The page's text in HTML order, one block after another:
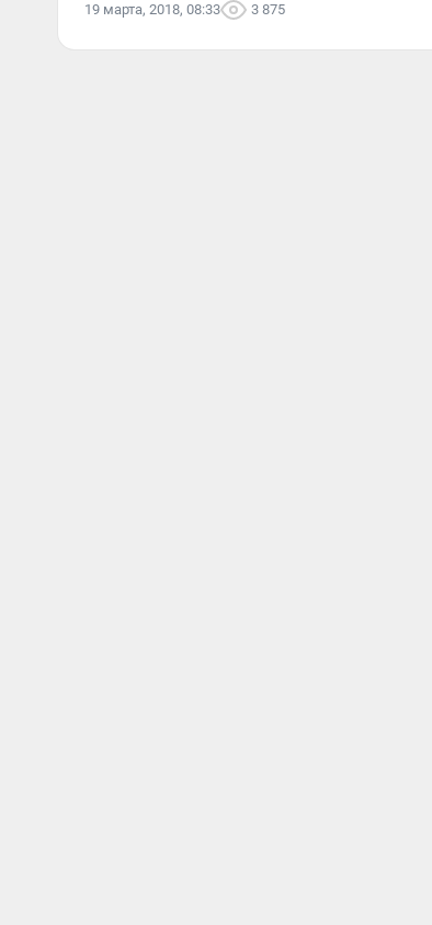
19 марта, 2018, 08:33 3 875